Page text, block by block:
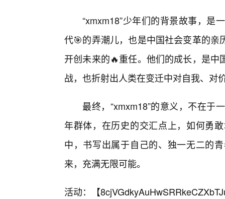
“xmxm18”少年们的背景故事，是
代🎯的弄潮儿，也是中国社会变革的
开创未来的🔥重任。他们的成长，是
战，也折射出人类在变迁中对自我、对
最终，“xmxm18”的意义，不在于
年群体，在历史的交汇点上，如何勇
中，书写出属于自己的、独一无二的
来，充满无限可能。
活动：【